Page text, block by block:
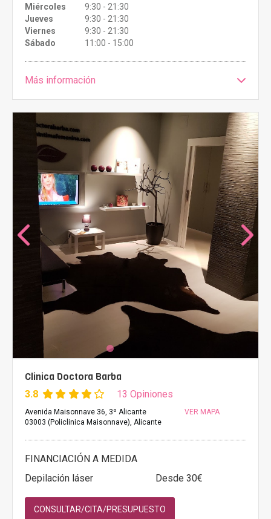
Miércoles
9:30 - 21:30
Jueves
9:30 - 21:30
Viernes
9:30 - 21:30
Sábado
11:00 - 15:00
Más información
Clinica Doctora Barba
3.8 13 Opiniones
Avenida Maisonnave 36, 3º Alicante
03003 (Policlinica Maisonnave), Alicante
VER MAPA
FINANCIACIÓN A MEDIDA
Depilación láser
Desde 30€
CONSULTAR/CITA/PRESUPUESTO